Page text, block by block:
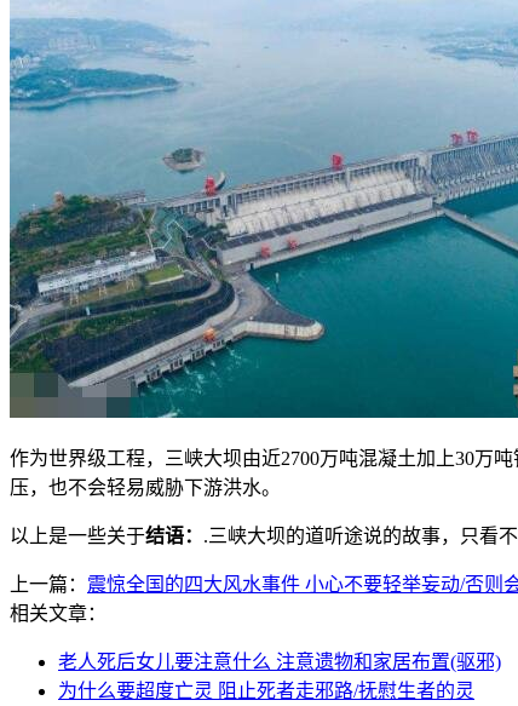
作为世界级工程，三峡大坝由近2700万吨混凝土加上30万
压，也不会轻易威胁下游洪水。
以上是一些关于结语： .三峡大坝的道听途说的故事，只看
上一篇： 震惊全国的四大风水事件 小心不要轻举妄动/否则
相关文章：
老人死后女儿要注意什么 注意遗物和家居布置(驱邪)
为什么要超度亡灵 阻止死者走邪路/抚慰生者的灵